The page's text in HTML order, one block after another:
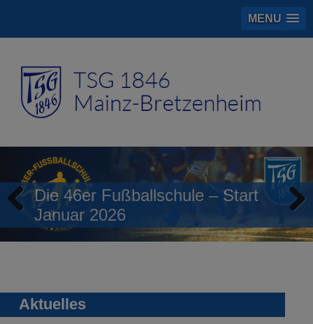
MENU
Die 46er Fußballschule – Start
Januar 2026
Previous
Aktuelles